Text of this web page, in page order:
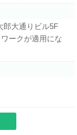
郎大通りビル5F
ークが適用にな